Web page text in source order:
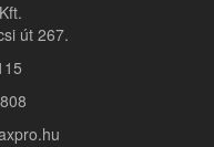
út 267.